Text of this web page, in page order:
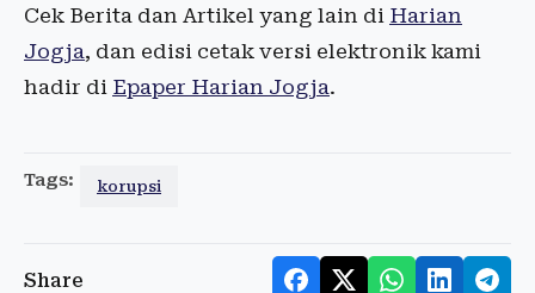
Cek Berita dan Artikel yang lain di Harian
Jogja, dan edisi cetak versi elektronik kami
hadir di Epaper Harian Jogja.
Tags: korupsi
Share